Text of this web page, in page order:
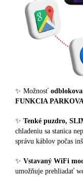
✨ Možnosť
FUNKCIA
✨ Tenké puzdro,
chladeniu sa stanica
správu káblov počas
✨ Vstavaný WiFi
umožňuje prehliadať